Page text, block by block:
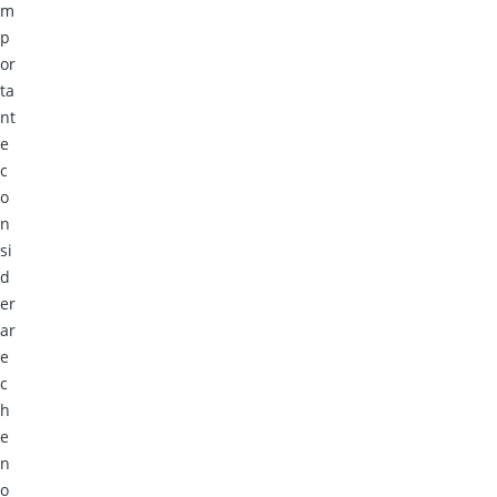
m
p
or
ta
nt
e
c
o
n
si
d
er
ar
e
c
h
e
n
o